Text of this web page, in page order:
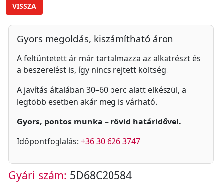
VISSZA
Gyors megoldás, kiszámítható áron
A feltüntetett ár már tartalmazza az alkatrészt és
a beszerelést is, így nincs rejtett költség.
A javítás általában 30–60 perc alatt elkészül, a
legtöbb esetben akár meg is várható.
Gyors, pontos munka – rövid határidővel.
Időpontfoglalás: +36 30 626 3747
Gyári szám: 5D68C20584